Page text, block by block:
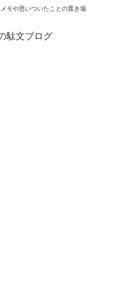
モや思いついたことの置き場
駄文ブログ